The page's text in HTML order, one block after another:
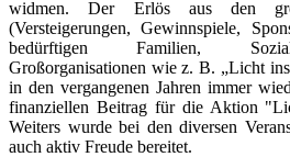
widmen. Der Erlös aus den
(Versteigerungen, Gewinnspiele,
bedürftigen Familien,
Großorganisationen wie z. B. „Licht
in den vergangenen Jahren immer
finanziellen Beitrag für die Aktion
Weiters wurde bei den diversen
auch aktiv Freude bereitet.